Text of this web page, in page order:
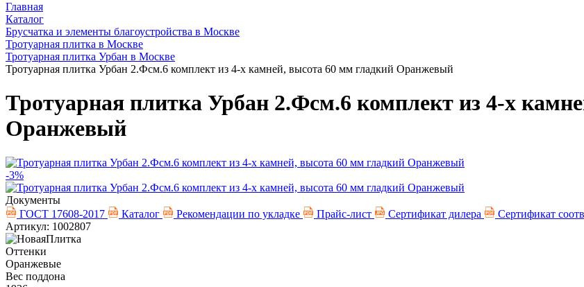
Главная
Каталог
Брусчатка и элементы благоустройства в Москве
Тротуарная плитка в Москве
Тротуарная плитка Урбан в Москве
Тротуарная плитка Урбан 2.Фсм.6 комплект из 4-х камней, высота 60 мм гладкий Оранжевый
Тротуарная плитка Урбан 2.Фсм.6 комплект из 4-х
Оранжевый
-3%
Документы
ГОСТ 17608-2017
Каталог Рекомендации по укладке Прайс-лист Сертификат дилера Сертификат
Артикул: 1002807
Оттенки
Оранжевые
Вес поддона